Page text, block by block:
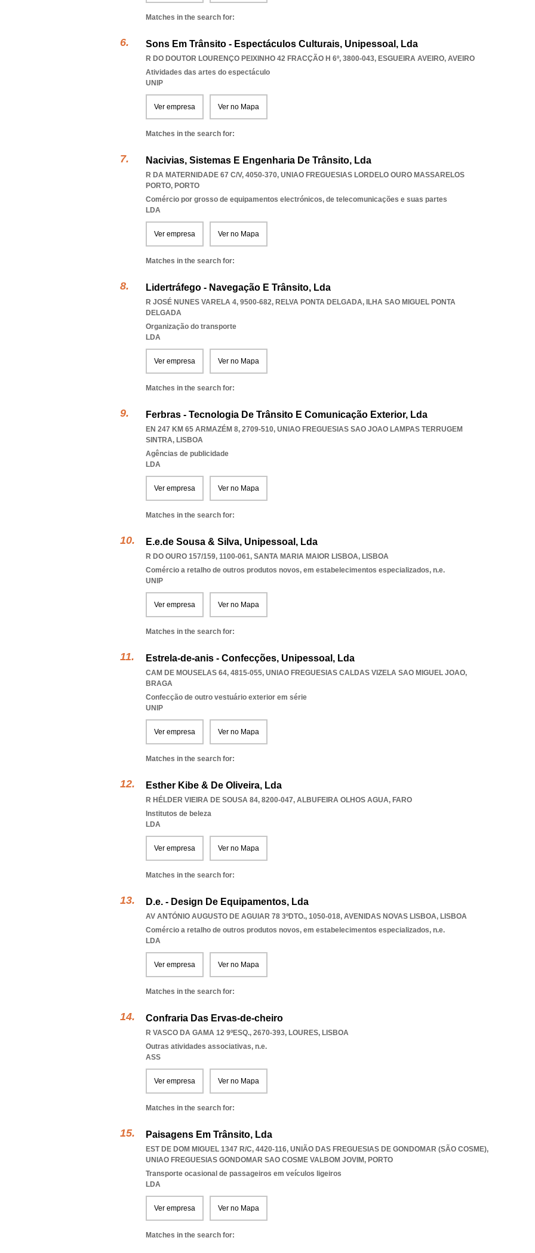
Matches in the search for:
Sons Em Trânsito - Espectáculos Culturais, Unipessoal, Lda
R DO DOUTOR LOURENÇO PEIXINHO 42 FRACÇÃO H 6º, 3800-043, ESGUEIRA AVEIRO, AVEIRO
Atividades das artes do espectáculo
UNIP
Ver empresa Ver no Mapa
Matches in the search for:
Nacivias, Sistemas E Engenharia De Trânsito, Lda
R DA MATERNIDADE 67 C/V, 4050-370, UNIAO FREGUESIAS LORDELO OURO MASSARELOS
PORTO, PORTO
Comércio por grosso de equipamentos electrónicos, de telecomunicações e suas partes
LDA
Ver empresa Ver no Mapa
Matches in the search for:
Lidertráfego - Navegação E Trânsito, Lda
R JOSÉ NUNES VARELA 4, 9500-682, RELVA PONTA DELGADA, ILHA SAO MIGUEL PONTA
DELGADA
Organização do transporte
LDA
Ver empresa Ver no Mapa
Matches in the search for:
Ferbras - Tecnologia De Trânsito E Comunicação Exterior, Lda
EN 247 KM 65 ARMAZÉM 8, 2709-510, UNIAO FREGUESIAS SAO JOAO LAMPAS TERRUGEM
SINTRA, LISBOA
Agências de publicidade
LDA
Ver empresa Ver no Mapa
Matches in the search for:
E.e.de Sousa & Silva, Unipessoal, Lda
R DO OURO 157/159, 1100-061, SANTA MARIA MAIOR LISBOA, LISBOA
Comércio a retalho de outros produtos novos, em estabelecimentos especializados, n.e.
UNIP
Ver empresa Ver no Mapa
Matches in the search for:
Estrela-de-anis - Confecções, Unipessoal, Lda
CAM DE MOUSELAS 64, 4815-055, UNIAO FREGUESIAS CALDAS VIZELA SAO MIGUEL JOAO,
BRAGA
Confecção de outro vestuário exterior em série
UNIP
Ver empresa Ver no Mapa
Matches in the search for:
Esther Kibe & De Oliveira, Lda
R HÉLDER VIEIRA DE SOUSA 84, 8200-047, ALBUFEIRA OLHOS AGUA, FARO
Institutos de beleza
LDA
Ver empresa Ver no Mapa
Matches in the search for:
D.e. - Design De Equipamentos, Lda
AV ANTÓNIO AUGUSTO DE AGUIAR 78 3ºDTO., 1050-018, AVENIDAS NOVAS LISBOA, LISBOA
Comércio a retalho de outros produtos novos, em estabelecimentos especializados, n.e.
LDA
Ver empresa Ver no Mapa
Matches in the search for:
Confraria Das Ervas-de-cheiro
R VASCO DA GAMA 12 9ºESQ., 2670-393, LOURES, LISBOA
Outras atividades associativas, n.e.
ASS
Ver empresa Ver no Mapa
Matches in the search for:
Paisagens Em Trânsito, Lda
EST DE DOM MIGUEL 1347 R/C, 4420-116, UNIÃO DAS FREGUESIAS DE GONDOMAR (SÃO COSME),
UNIAO FREGUESIAS GONDOMAR SAO COSME VALBOM JOVIM, PORTO
Transporte ocasional de passageiros em veículos ligeiros
LDA
Ver empresa Ver no Mapa
Matches in the search for: